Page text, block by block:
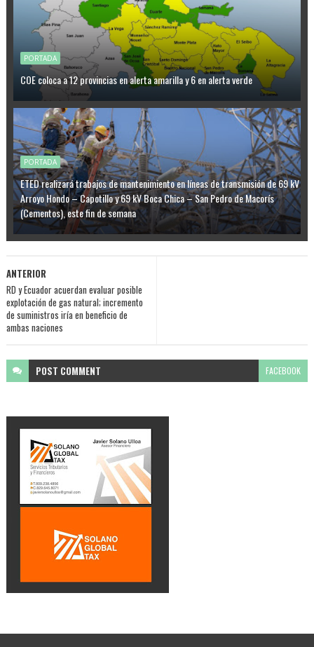
PORTADA
COE coloca a 12 provincias en alerta amarilla y 6 en alerta verde
PORTADA
ETED realizará trabajos de mantenimiento en líneas de transmisión de 69 kV
Arroyo Hondo – Capotillo y 69 kV Boca Chica – San Pedro de Macorís
(Cementos), este fin de semana
ANTERIOR
RD y Ecuador acuerdan evaluar posible
explotación de gas natural; incremento
de suministros iría en beneficio de
ambas naciones
POST COMMENT FACEBOOK